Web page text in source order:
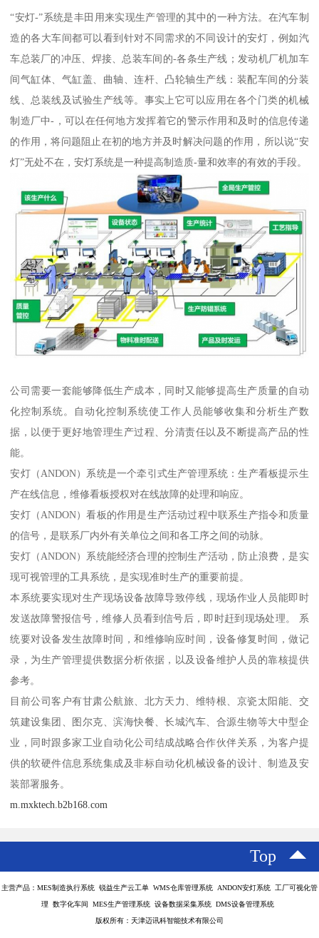
“安灯-”系统是丰田用来实现生产管理的其中的一种方法。在汽车制
造的各大车间都可以看到针对不同需求的不同设计的安灯，例如汽
车总装厂的冲压、焊接、总装车间的-各条生产线；发动机厂机加车
间气缸体、气缸盖、曲轴、连杆、凸轮轴生产线：装配车间的分装
线、总装线及试验生产线等。事实上它可以应用在各个门类的机械
制造厂中-，可以在任何地方发挥着它的警示作用和及时的信息传递
的作用，将问题阻止在初的地方并及时解决问题的作用，所以说“安
灯”无处不在，安灯系统是一种提高制造质-量和效率的有效的手段。
公司需要一套能够降低生产成本，同时又能够提高生产质量的自动
化控制系统。自动化控制系统使工作人员能够收集和分析生产数
据，以便于更好地管理生产过程、分清责任以及不断提高产品的性
能。
安灯（ANDON）系统是一个牵引式生产管理系统：生产看板提示生
产在线信息，维修看板授权对在线故障的处理和响应。
安灯（ANDON）看板的作用是生产活动过程中联系生产指令和质量
的信号，是联系厂内外有关单位之间和各工序之间的动脉。
安灯（ANDON）系统能经济合理的控制生产活动，防止浪费，是实
现可视管理的工具系统，是实现准时生产的重要前提。
本系统要实现对生产现场设备故障导致停线，现场作业人员能即时
发送故障警报信号，维修人员看到信号后，即时赶到现场处理。 系
统要对设备发生故障时间，和维修响应时间，设备修复时间，做记
录，为生产管理提供数据分析依据，以及设备维护人员的靠核提供
参考。
目前公司客户有甘肃公航旅、北方天力、维特根、京瓷太阳能、交
筑建设集团、图尔克、滨海快餐、长城汽车、合源生物等大中型企
业，同时跟多家工业自动化公司结成战略合作伙伴关系，为客户提
供的软硬件信息系统集成及非标自动化机械设备的设计、制造及安
装部署服务。
m.mxktech.b2b168.com
Top
主营产品：MES制造执行系统 锐益生产云工单 WMS仓库管理系统 ANDON安灯系统 工厂可视化管
理 数字化车间 MES生产管理系统 设备数据采集系统 DMS设备管理系统
版权所有：天津迈讯科智能技术有限公司